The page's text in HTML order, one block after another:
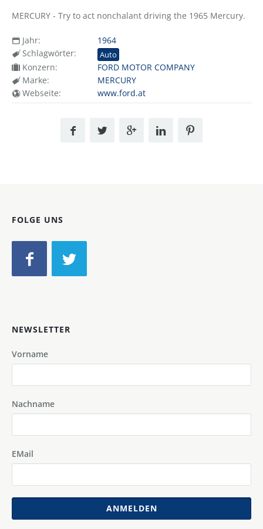
MERCURY - Try to act nonchalant driving the 1965 Mercury.
Jahr:
1964
Schlagwörter:
Auto
Konzern:
FORD MOTOR COMPANY
Marke:
MERCURY
Webseite:
www.ford.at
FOLGE UNS
NEWSLETTER
Vorname
Nachname
EMail
ANMELDEN